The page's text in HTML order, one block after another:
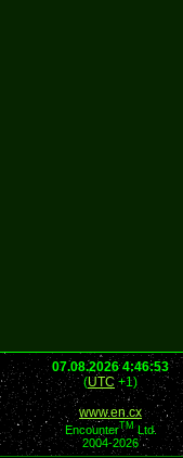
07.08.2026 4:46:53
(UTC+1)
www.en.cx
EncounterTM Ltd.
2004-2026